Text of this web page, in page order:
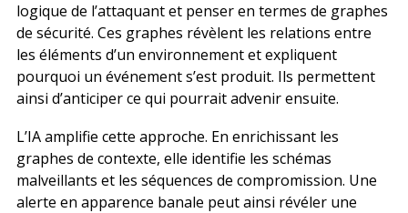
logique de l’attaquant et penser en termes de graphes
de sécurité. Ces graphes révèlent les relations entre
les éléments d’un environnement et expliquent
pourquoi un événement s’est produit. Ils permettent
ainsi d’anticiper ce qui pourrait advenir ensuite.
L’IA amplifie cette approche. En enrichissant les
graphes de contexte, elle identifie les schémas
malveillants et les séquences de compromission. Une
alerte en apparence banale peut ainsi révéler une